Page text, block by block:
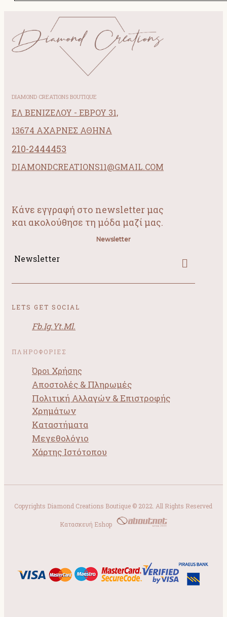
DIAMOND CREATIONS BOUTIQUE
ΕΛ ΒΕΝΙΖΕΛΟΥ - ΕΒΡΟΥ 31,
13674 ΑΧΑΡΝΕΣ ΑΘΗΝΑ
210-2444453
DIAMONDCREATIONS11@GMAIL.COM
Κάνε εγγραφή στο newsletter μας
και ακολούθησε τη μόδα μαζί μας.
Newsletter
Newsletter
LETS GET SOCIAL
Fb.Ig.Yt.Ml.
ΠΛΗΡΟΦΟΡΙΕΣ
Όροι Χρήσης
Αποστολές & Πληρωμές
Πολιτική Αλλαγών & Επιστροφής
Χρημάτων
Καταστήματα
Μεγεθολόγιο
Χάρτης Ιστότοπου
Copyrights Diamond Creations Boutique © 2022. All Rights Reserved
Κατασκευή Eshop